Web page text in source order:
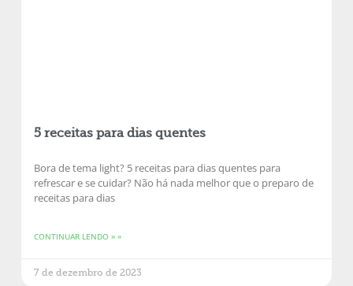
5 receitas para dias quentes
Bora de tema light? 5 receitas para dias quentes para
refrescar e se cuidar? Não há nada melhor que o preparo de
receitas para dias
CONTINUAR LENDO » »
7 de dezembro de 2023